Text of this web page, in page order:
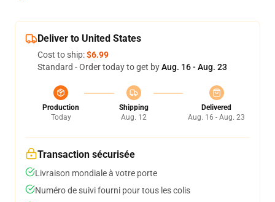
Deliver to United States
Cost to ship:$6.99
Standard - Order today to get byAug. 16 - Aug. 23
Production
Today
Shipping
Aug. 12
Delivered
Aug. 16 - Aug. 23
Transaction sécurisée
Livraison mondiale à votre porte
Numéro de suivi fourni pour tous les colis